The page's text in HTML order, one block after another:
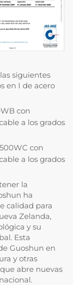
siguientes
en I de acero
con
a los grados
con
a los grados
la
ha
calidad para
Zelanda,
y su
Esta
Guoshun en
y otras
abre nuevas